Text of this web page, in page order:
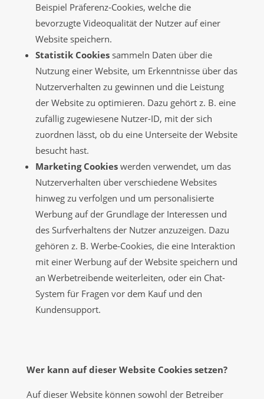
Beispiel Präferenz-Cookies, welche die
bevorzugte Videoqualität der Nutzer auf einer
Website speichern.
Statistik Cookiessammeln Daten über die
Nutzung einer Website, um Erkenntnisse über das
Nutzerverhalten zu gewinnen und die Leistung
der Website zu optimieren. Dazu gehört z. B. eine
zufällig zugewiesene Nutzer-ID, mit der sich
zuordnen lässt, ob du eine Unterseite der Website
besucht hast.
Marketing Cookieswerden verwendet, um das
Nutzerverhalten über verschiedene Websites
hinweg zu verfolgen und um personalisierte
Werbung auf der Grundlage der Interessen und
des Surfverhaltens der Nutzer anzuzeigen. Dazu
gehören z. B. Werbe-Cookies, die eine Interaktion
mit einer Werbung auf der Website speichern und
an Werbetreibende weiterleiten, oder ein Chat-
System für Fragen vor dem Kauf und den
Kundensupport.
Wer kann auf dieser Website Cookies setzen?
Auf dieser Website können sowohl der Betreiber